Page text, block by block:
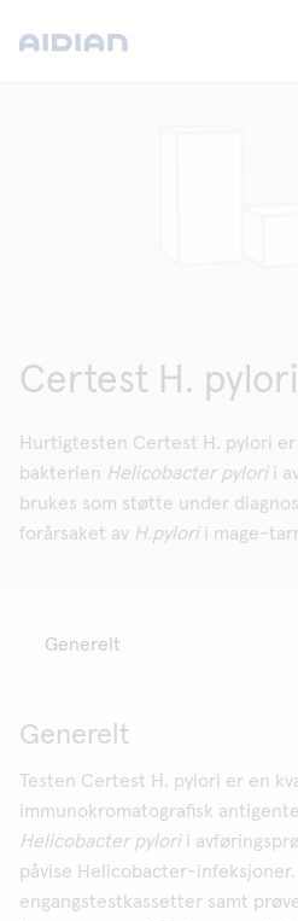
Certest H. pylori
Hurtigtesten Certest H. pylori
bakterien Helicobacter pylorii
brukes som støtte under
forårsaket av H.pylorii mage-
Generelt
Testen Certest H. pylori er en
immunokromatografisk
Helicobacter pylorii
påvise Helicobacter-
engangstestkassetter samt